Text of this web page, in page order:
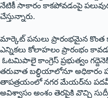
నేటికీ సాకారం కాకపోవడంపై
చేస్తున్నారు.
మార్కెట్‌ ‌పనులు ప్రారంభమైన కొంత
ఎన్నికలు కోలాహలం ప్రారంభం
ఓటమిపాలై కాంగ్రెస్‌ ‌ప్రభుత్వం
తరువాత బల్ధియాలోనూ అధికారం
తాపత్రయంలో నగర మేయర్‌ను
అవిశ్వాసం అంశం తెరపైకి వొచ్చి